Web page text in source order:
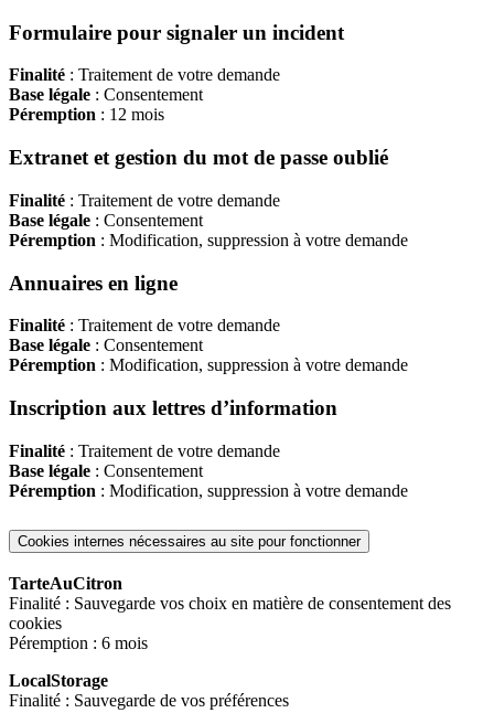
Formulaire pour signaler un incident
Finalité : Traitement de votre demande
Base légale : Consentement
Péremption : 12 mois
Extranet et gestion du mot de passe oublié
Finalité : Traitement de votre demande
Base légale : Consentement
Péremption : Modification, suppression à votre demande
Annuaires en ligne
Finalité : Traitement de votre demande
Base légale : Consentement
Péremption : Modification, suppression à votre demande
Inscription aux lettres d’information
Finalité : Traitement de votre demande
Base légale : Consentement
Péremption : Modification, suppression à votre demande
Cookies internes nécessaires au site pour fonctionner
TarteAuCitron
Finalité : Sauvegarde vos choix en matière de consentement des
cookies
Péremption : 6 mois
LocalStorage
Finalité : Sauvegarde de vos préférences